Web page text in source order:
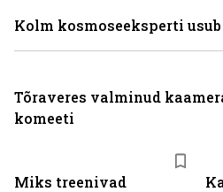
Miks treenivad
Kolm kosmoseeksperti
Tõraveres valminud
komeeti